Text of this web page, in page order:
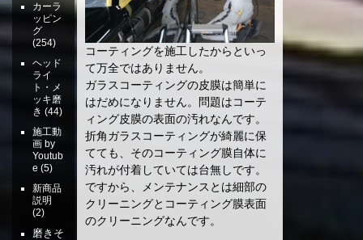
コーティングを施工したからといっ
て万全ではありません。
ガラスコーティングの皮膜は簡単に
はだめになりません。問題はコーテ
ィング皮膜の表面の汚れなんです。
折角ガラスコーティングが綺麗に保
てても、そのコーティング膜自体に
汚れが付着していては台無しです。
ですから、メンテナンスとは細部の
クリーニングとコーティング膜表面
のクリーニングなんです。
カーラ
ッピン
グ
(254)
ヘッド
ライ
ト・メ
ッキ磨
き (44)
施工動
画 by
Youtub
e (5)
新商品
説明
(2)
磨きそ